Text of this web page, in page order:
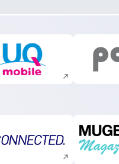
新規ウィンドウで開く
新規ウィンドウで開く